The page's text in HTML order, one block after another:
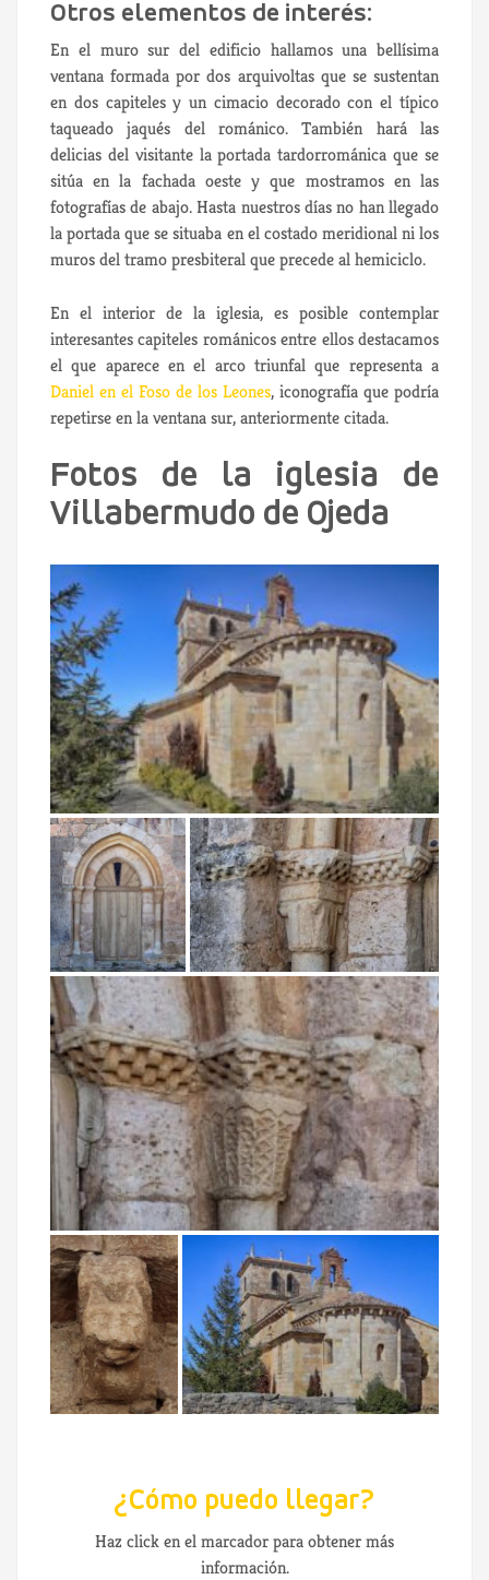
Otros elementos de interés:
En el muro sur del edificio hallamos una bellísima
ventana formada por dos arquivoltas que se sustentan
en dos capiteles y un cimacio decorado con el típico
taqueado jaqués del románico. También hará las
delicias del visitante la portada tardorrománica que se
sitúa en la fachada oeste y que mostramos en las
fotografías de abajo. Hasta nuestros días no han llegado
la portada que se situaba en el costado meridional ni los
muros del tramo presbiteral que precede al hemiciclo.
En el interior de la iglesia, es posible contemplar
interesantes capiteles románicos entre ellos destacamos
el que aparece en el arco triunfal que representa a
Daniel en el Foso de los Leones, iconografía que podría
repetirse en la ventana sur, anteriormente citada.
Fotos de la iglesia de
Villabermudo de Ojeda
¿Cómo puedo llegar?
Haz click en el marcador para obtener más
información.